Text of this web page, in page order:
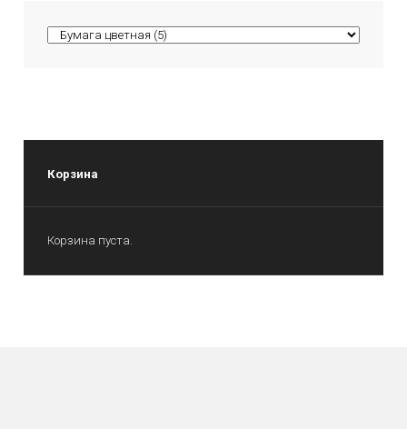
Корзина
Корзина пуста.